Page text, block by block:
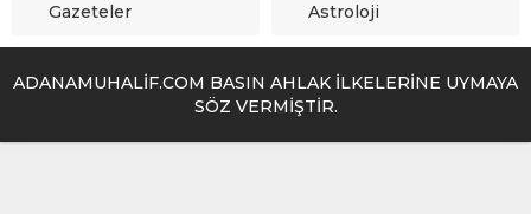
Gazeteler Astroloji
ADANAMUHALİF.COM BASIN AHLAK İLKELERİNE UYMAYA
SÖZ VERMİŞTİR.